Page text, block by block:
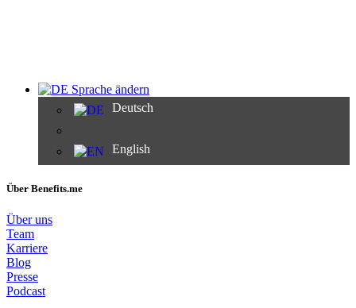
Sprache ändern
Deutsch
English
Über Benefits.me
Über uns
Team
Karriere
Blog
Presse
Podcast